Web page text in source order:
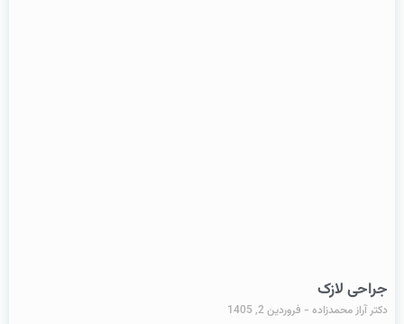
جراحی لازک
دکتر آراز محمدزاده فروردین 2, 1405